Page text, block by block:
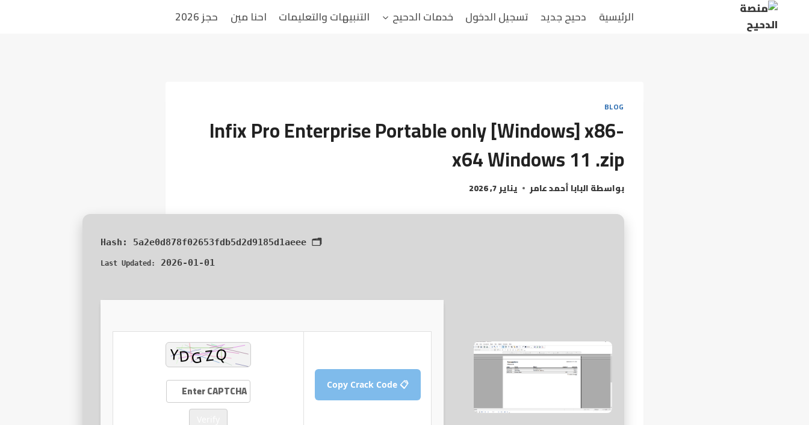
الرئيسية دحيح جديد تسجيل الدخول خدمات الدحيح التنبيهات والتعليمات احنا مين حجز 2026
BLOG
Infix Pro Enterprise Portable only [Windows] x86-
x64 Windows 11 .zip
بواسطةالبابا أحمد عامر يناير 7, 2026
🗂 Hash:
5a2e0d878f02653fdb5d2d9185d1aeee
Last Updated: 2026-01-01
📋 Copy Crack Code